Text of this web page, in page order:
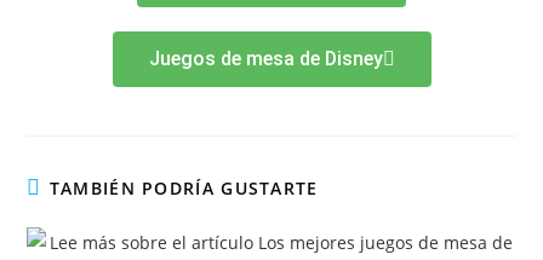
Juegos de mesa de Disney
TAMBIÉN PODRÍA GUSTARTE